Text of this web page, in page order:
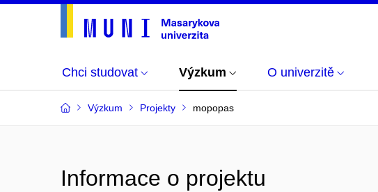
Chci studovat Výzkum O univerzitě
Výzkum Projekty mopopas
Informace o projektu